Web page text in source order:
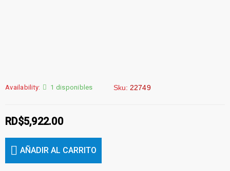
Availability: 1 disponibles Sku: 22749
RD$5,922.00
AÑADIR AL CARRITO